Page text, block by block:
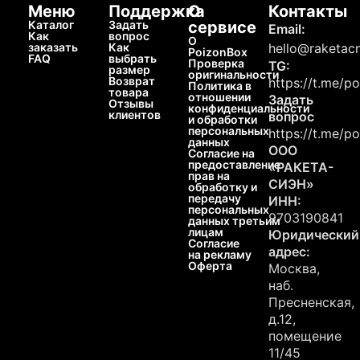
Меню
Каталог
Как
заказать
FAQ
Поддержка
Задать
вопрос
Как
выбрать
размер
Возврат
товара
Отзывы
клиентов
О
сервисе
О
PoizonBox
Проверка
оригинальности
Политика в
отношении
конфиденциальности
и обработки
персональных
данных
Согласие на
предоставление
прав на
обработку и
передачу
персональных
данных третьим
лицам
Согласие
на рекламу
Оферта
Контакты
Email:
TG:
https://t.me/
Задать
вопрос
https://t.me/
ООО
«РАКЕТА-
СИЭН»
ИНН:
9703190841
Юридический
адрес:
Москва,
наб.
Пресненская,
д.12,
помещение
11/45